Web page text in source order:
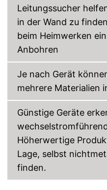
Leitungssucher
in der Wand zu
beim Heimwerken
Anbohren
Je nach Gerät
mehrere Materialien
Günstige Geräte
Höherwertige
Lage, selbst
finden.